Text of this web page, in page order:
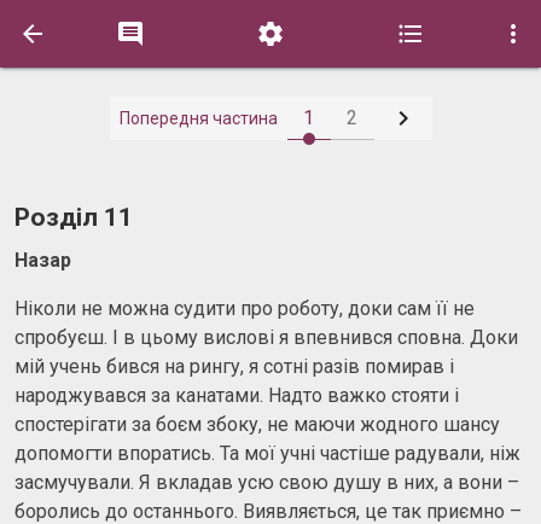
    
Попередня частина 1 2 
Розділ 11
Назар
Ніколи не можна судити про роботу, доки сам її не
спробуєш. І в цьому вислові я впевнився сповна. Доки
мій учень бився на рингу, я сотні разів помирав і
народжувався за канатами. Надто важко стояти і
спостерігати за боєм збоку, не маючи жодного шансу
допомогти впоратись. Та мої учні частіше радували, ніж
засмучували. Я вкладав усю свою душу в них, а вони –
боролись до останнього. Виявляється, це так приємно –